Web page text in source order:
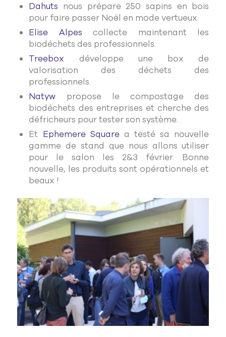
Dahuts nous prépare 250 sapins en bois
pour faire passer Noël en mode vertueux.
Elise Alpes collecte maintenant les
biodéchets des professionnels.
Treebox développe une box de
valorisation des déchets des
professionnels.
Natyw propose le compostage des
biodéchets des entreprises et cherche des
défricheurs pour tester son système.
Et Ephemere Squarea testé sa nouvelle
gamme de stand que nous allons utiliser
pour le salon les 2&3 février. Bonne
nouvelle, les produits sont opérationnels et
beaux !